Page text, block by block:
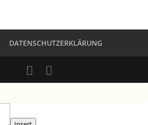
DATENSCHUTZERKLÄRUNG